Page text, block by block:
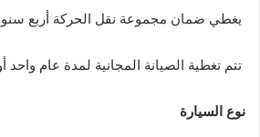
يغطي ضمان مجموعة نقل الحركة أربع سنوات أو
تتم تغطية الصيانة المجانية لمدة عام واحد أو 10000
نوع السيارة